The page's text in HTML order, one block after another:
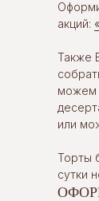
акций:
Также
можем
или
Торты
сутки